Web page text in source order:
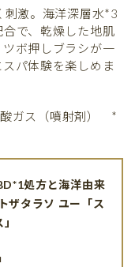
刺激。海洋深層水*3
で、乾燥した地肌
ボ押しブラシが一
パ体験を楽しめま
ガス（噴射剤） *
処方と海洋由来
ザタラソ ユー「ス